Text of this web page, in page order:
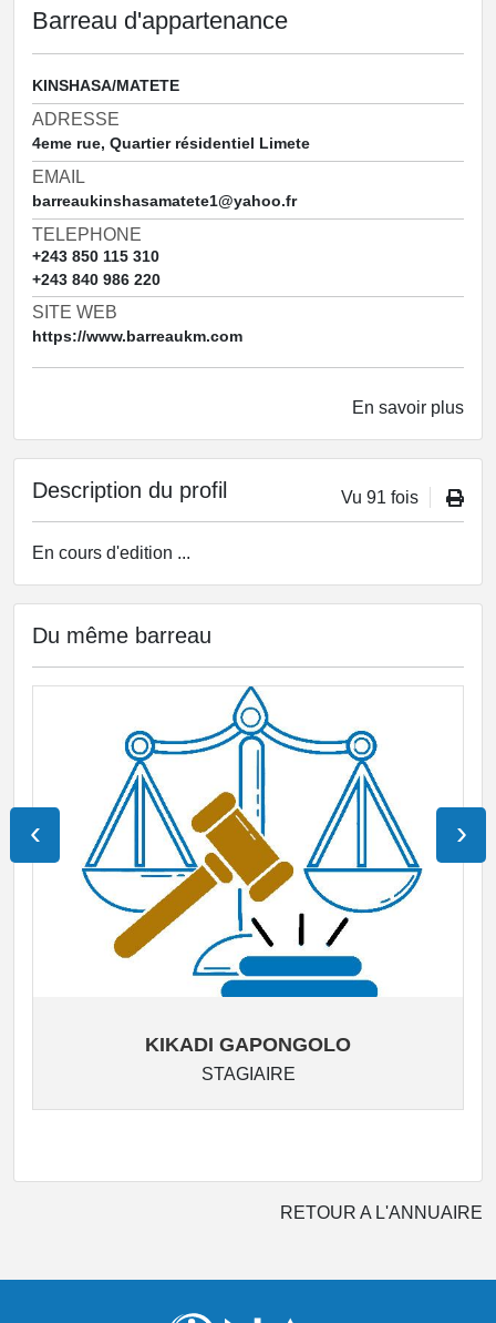
Barreau d'appartenance
KINSHASA/MATETE
ADRESSE
4eme rue, Quartier résidentiel Limete
EMAIL
barreaukinshasamatete1@yahoo.fr
TELEPHONE
+243 850 115 310
+243 840 986 220
SITE WEB
https://www.barreaukm.com
En savoir plus
Description du profil Vu 91 fois
En cours d'edition ...
Du même barreau
KIKADI GAPONGOLO
STAGIAIRE
‹ ›
RETOUR A L'ANNUAIRE